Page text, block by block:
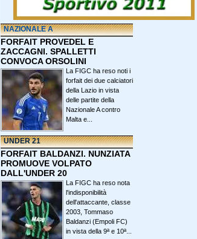
NAZIONALE A
FORFAIT PROVEDEL E
ZACCAGNI. SPALLETTI
CONVOCA ORSOLINI
La FIGC ha reso noti i
forfait dei due calciatori
della Lazio in vista
delle partite della
Nazionale A contro
Malta e...
UNDER 21
FORFAIT BALDANZI. NUNZIATA
PROMUOVE VOLPATO
DALL'UNDER 20
La FIGC ha reso nota
l'indisponibilità
dell'attaccante, classe
2003, Tommaso
Baldanzi (Empoli FC)
in vista della 9ª e 10ª...